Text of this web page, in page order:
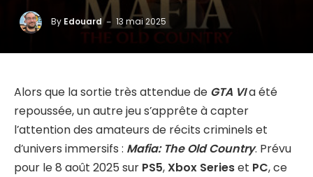
By Edouard 13 mai 2025
Alors que la sortie très attendue de GTA VIa été
repoussée, un autre jeu s’apprête à capter
l’attention des amateurs de récits criminels et
d’univers immersifs : Mafia: The Old Country. Prévu
pour le 8 août 2025 sur PS5,Xbox Serieset PC, ce